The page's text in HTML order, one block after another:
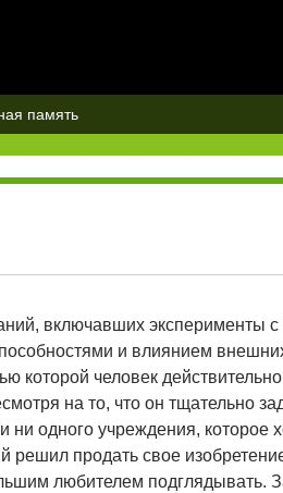
память
включавших эксперименты
и влиянием
которой человек действительно
на то, что он тщательно
ни одного учреждения, которое
решил продать свое
любителем подглядывать.